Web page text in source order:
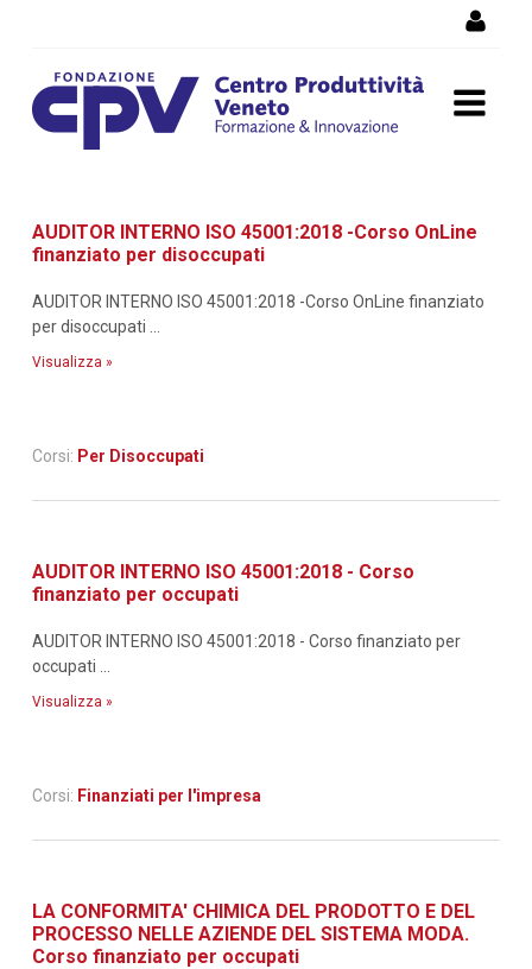
formazione
AUDITOR INTERNO ISO 45001:2018 -Corso OnLine
finanziato per disoccupati
AUDITOR INTERNO ISO 45001:2018 -Corso OnLine finanziato
per disoccupati ...
Visualizza »
Corsi: Per Disoccupati
AUDITOR INTERNO ISO 45001:2018 - Corso
finanziato per occupati
AUDITOR INTERNO ISO 45001:2018 - Corso finanziato per
occupati ...
Visualizza »
Corsi: Finanziati per l'impresa
LA CONFORMITA' CHIMICA DEL PRODOTTO E DEL
PROCESSO NELLE AZIENDE DEL SISTEMA MODA.
Corso finanziato per occupati